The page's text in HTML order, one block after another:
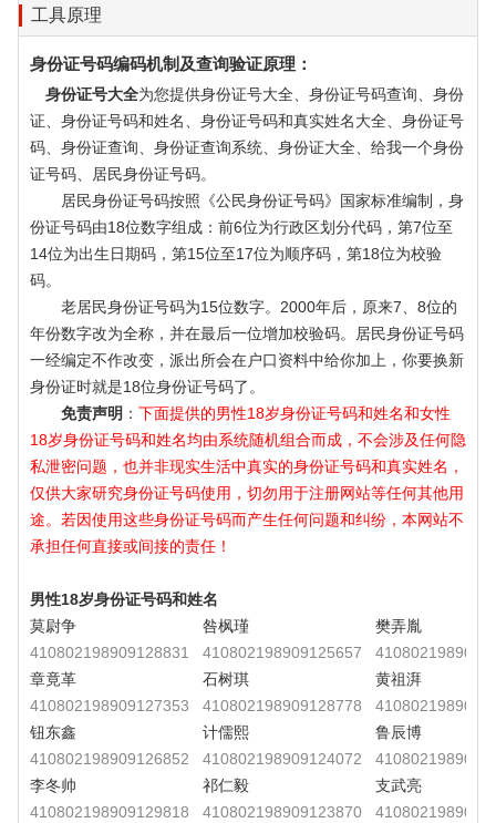
工具原理
身份证号码编码机制及查询验证原理：
身份证号大全为您提供身份证号大全、身份证号码查询、身份
证、身份证号码和姓名、身份证号码和真实姓名大全、身份证号
码、身份证查询、身份证查询系统、身份证大全、给我一个身份
证号码、居民身份证号码。
居民身份证号码按照《公民身份证号码》国家标准编制，身
份证号码由18位数字组成：前6位为行政区划分代码，第7位至
14位为出生日期码，第15位至17位为顺序码，第18位为校验
码。
老居民身份证号码为15位数字。2000年后，原来7、8位的
年份数字改为全称，并在最后一位增加校验码。居民身份证号码
一经编定不作改变，派出所会在户口资料中给你加上，你要换新
身份证时就是18位身份证号码了。
免责声明 ： 下面提供的男性18岁身份证号码和姓名和女性
18岁身份证号码和姓名均由系统随机组合而成，不会涉及任何隐
私泄密问题，也并非现实生活中真实的身份证号码和真实姓名，
仅供大家研究身份证号码使用，切勿用于注册网站等任何其他用
途。若因使用这些身份证号码而产生任何问题和纠纷，本网站不
承担任何直接或间接的责任！
男性18岁身份证号码和姓名
莫尉争
410802198909128831
咎枫瑾
410802198909125657
樊弄胤
章竟革
410802198909127353
石树琪
410802198909128778
黄祖湃
钮东鑫
410802198909126852
计儒熙
410802198909124072
鲁辰博
李冬帅
410802198909129818
祁仁毅
410802198909123870
支武亮